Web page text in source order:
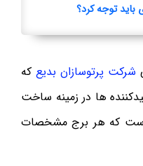
توجه کرد؟
شرکت پرتوسازان بدیع که
ها در زمینه ساخت
است که هر برج مشخصات